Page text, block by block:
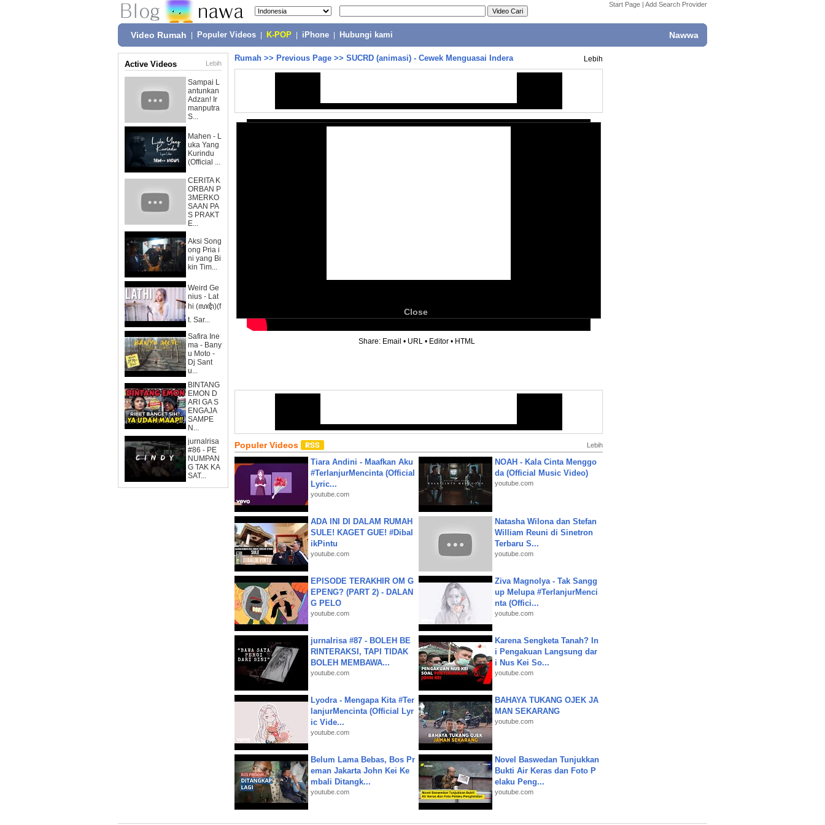
Start Page | Add Search Provider
Video Rumah Populer Videos K-POP iPhone Hubungi kami Nawwa
Active Videos Lebih
Sampai L
antunkan
Adzan! Ir
manputra
S...
Mahen - L
uka Yang
Kurindu
(Official ...
CERITA K
ORBAN P
3MERKO
SAAN PA
S PRAKT
E...
Aksi Song
ong Pria i
ni yang Bi
kin Tim...
Weird Ge
nius - Lat
hi (ꦭꦛꦶ)(f
t. Sar...
Safira Ine
ma - Bany
u Moto -
Dj Sant
u...
BINTANG
EMON D
ARI GA S
ENGAJA
SAMPE
N...
jurnalrisa
#86 - PE
NUMPAN
G TAK KA
SAT...
Rumah >> Previous Page >> SUCRD (animasi) - Cewek Menguasai Indera Lebih
Close
Share: Email • URL • Editor • HTML
Populer Videos Lebih
Tiara Andini - Maafkan Aku
#TerlanjurMencinta (Official
Lyric...
youtube.com
NOAH - Kala Cinta Menggo
da (Official Music Video)
youtube.com
ADA INI DI DALAM RUMAH
SULE! KAGET GUE! #Dibal
ikPintu
youtube.com
Natasha Wilona dan Stefan
William Reuni di Sinetron
Terbaru S...
youtube.com
EPISODE TERAKHIR OM G
EPENG? (PART 2) - DALAN
G PELO
youtube.com
Ziva Magnolya - Tak Sangg
up Melupa #TerlanjurMenci
nta (Offici...
youtube.com
jurnalrisa #87 - BOLEH BE
RINTERAKSI, TAPI TIDAK
BOLEH MEMBAWA...
youtube.com
Karena Sengketa Tanah? In
i Pengakuan Langsung dar
i Nus Kei So...
youtube.com
Lyodra - Mengapa Kita #Ter
lanjurMencinta (Official Lyr
ic Vide...
youtube.com
BAHAYA TUKANG OJEK JA
MAN SEKARANG
youtube.com
Belum Lama Bebas, Bos Pr
eman Jakarta John Kei Ke
mbali Ditangk...
youtube.com
Novel Baswedan Tunjukkan
Bukti Air Keras dan Foto P
elaku Peng...
youtube.com